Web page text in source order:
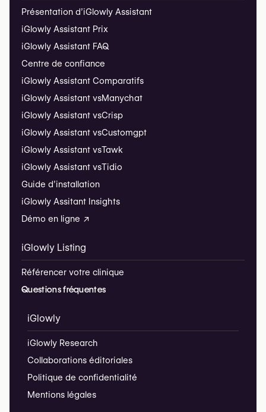
Présentation d’iGlowly Assistant
iGlowly Assistant Prix
iGlowly Assistant FAQ
Centre de confiance
iGlowly Assistant Comparatifs
iGlowly Assistant vsManychat
iGlowly Assistant vsCrisp
iGlowly Assistant vsCustomgpt
iGlowly Assistant vsTawk
iGlowly Assistant vsTidio
Guide d’installation
iGlowly Assitant Insights
Démo en ligne ↗
iGlowly Listing
Référencer votre clinique
Questions fréquentes
iGlowly
iGlowly Research
Collaborations éditoriales
Politique de confidentialité
Mentions légales